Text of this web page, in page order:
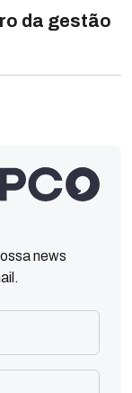
da gestão
news